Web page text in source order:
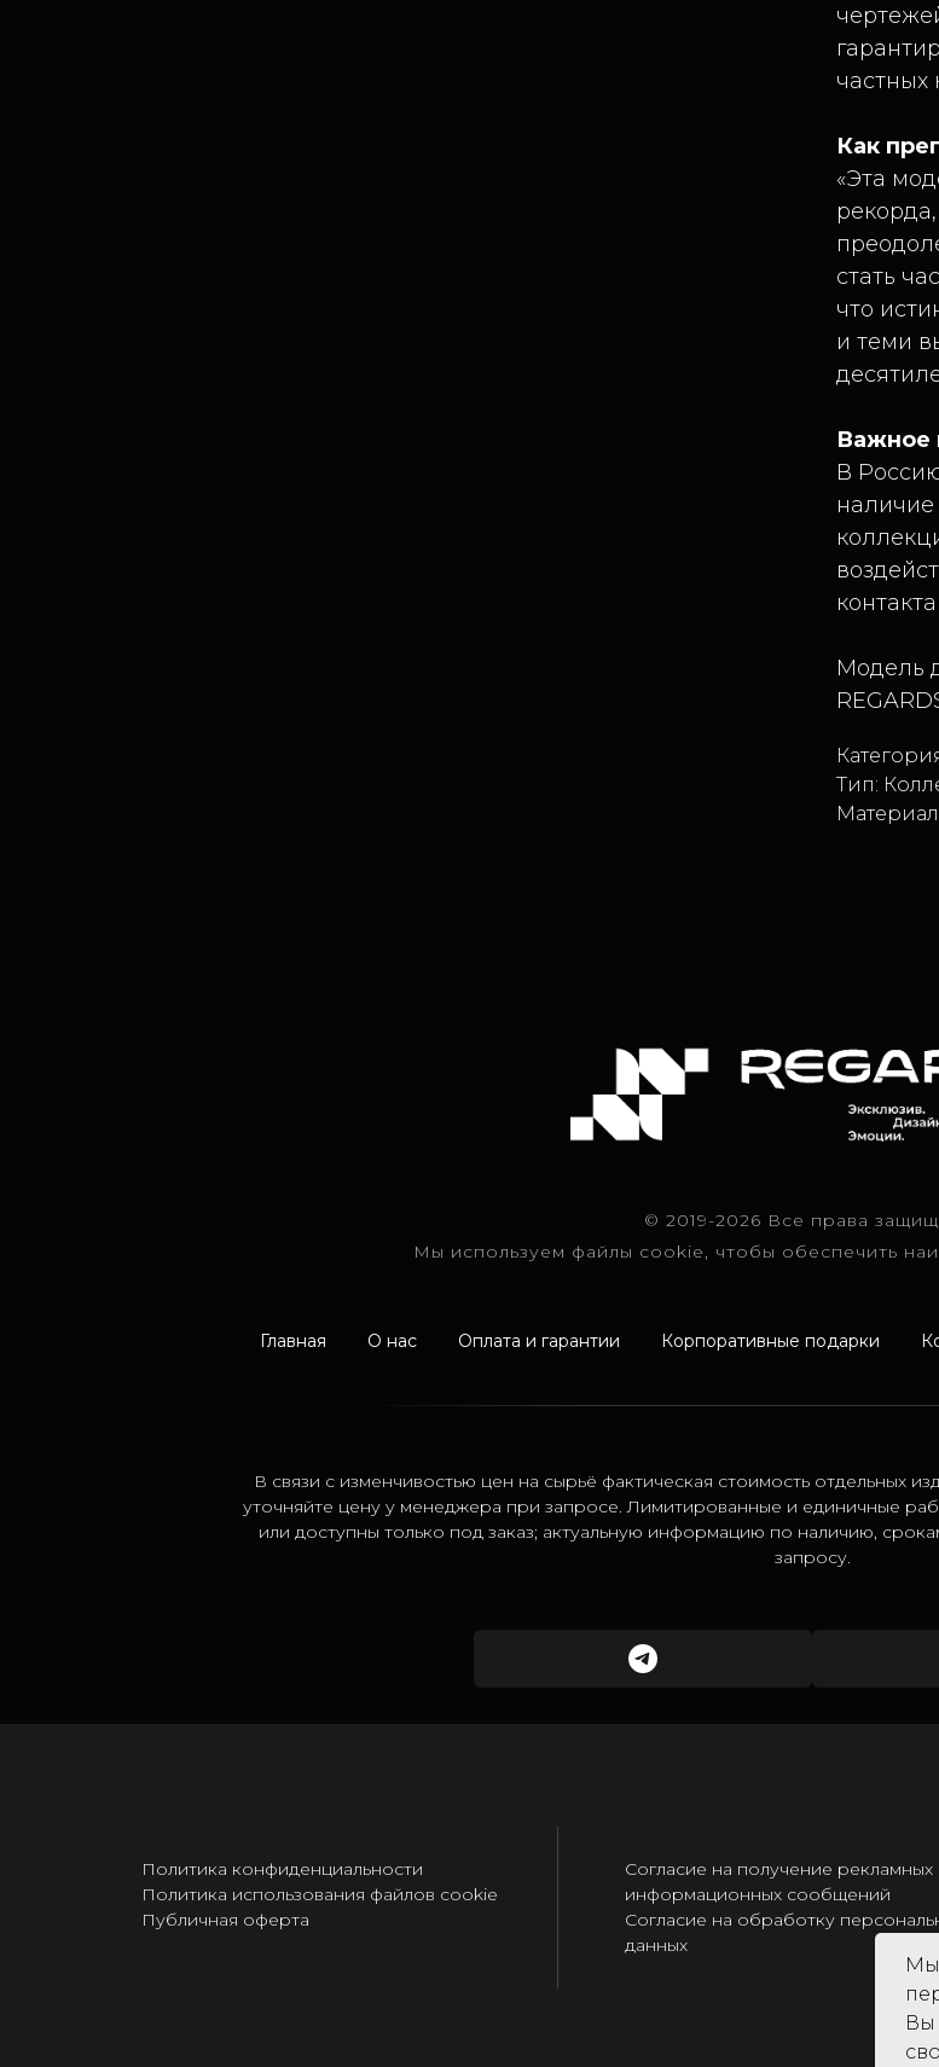
частных
Как
«Эта
стать
что
и теми
Важное
В
Модель
Тип:
© 2019-2026 Все права
Мы используем файлы cookie, чтобы обеспечить
Главная О нас Оплата и гарантии Корпоративные подарки
В связи с изменчивостью цен на сырьё фактическая стоимость отдельных
уточняйте цену у менеджера при запросе. Лимитированные и единичные
или доступны только под заказ; актуальную информацию по наличию,
запросу.
Политика конфиденциальности
Политика использования файлов cookie
Публичная оферта
Согласие на получение рекламных
информационных сообщений
Согласие на обработку
данных
Мы
Вы